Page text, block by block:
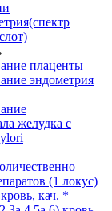
плаценты
эндометрия
желудка с
(1 локус)
кач. *